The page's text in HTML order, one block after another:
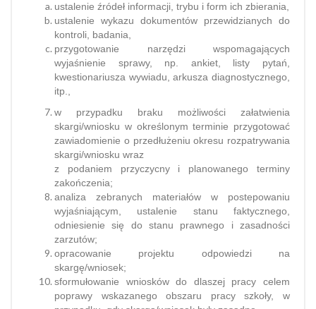
ustalenie źródeł informacji, trybu i form ich zbierania,
ustalenie wykazu dokumentów przewidzianych do
kontroli, badania,
przygotowanie narzędzi wspomagających
wyjaśnienie sprawy, np. ankiet, listy pytań,
kwestionariusza wywiadu, arkusza diagnostycznego,
itp.,
w przypadku braku możliwości załatwienia
skargi/wniosku w określonym terminie przygotować
zawiadomienie o przedłużeniu okresu rozpatrywania
skargi/wniosku wraz
z podaniem przyczycny i planowanego terminy
zakończenia;
analiza zebranych materiałów w postepowaniu
wyjaśniającym, ustalenie stanu faktycznego,
odniesienie się do stanu prawnego i zasadności
zarzutów;
opracowanie projektu odpowiedzi na
skargę/wniosek;
sformułowanie wniosków do dlaszej pracy celem
poprawy wskazanego obszaru pracy szkoły, w